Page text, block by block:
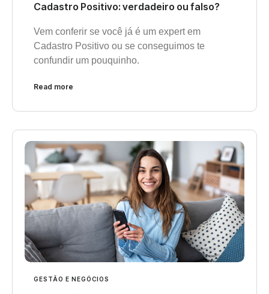
Cadastro Positivo: verdadeiro ou falso?
Vem conferir se você já é um expert em
Cadastro Positivo ou se conseguimos te
confundir um pouquinho.
Read more
GESTÃO E NEGÓCIOS